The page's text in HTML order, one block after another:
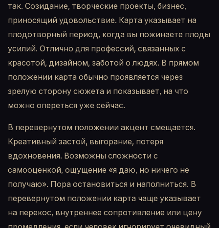
так. Созидание, творческие проекты, бизнес,
приносящий удовольствие. Карта указывает на
плодотворный период, когда вы пожинаете плоды
усилий. Отлично для профессий, связанных с
красотой, дизайном, заботой о людях. В прямом
положении карта обычно проявляется через
зрелую сторону сюжета и показывает, на что
можно опереться уже сейчас.
В перевернутом положении акцент смещается.
Креативный застой, выгорание, потеря
вдохновения. Возможны сложности с
самооценкой, ощущение «я даю, но ничего не
получаю». Пора остановиться и наполниться. В
перевернутом положении карта чаще указывает
на перекос, внутреннее сопротивление или цену